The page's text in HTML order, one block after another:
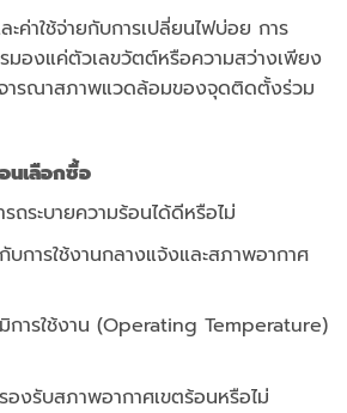
ะค่าใช้จ่ายกับการเปลี่ยนไฟบ่อย การ
มองแค่ตัวเลขวัตต์หรือความสว่างเพียง
ารณาสภาพแวดล้อมของจุดติดตั้งร่วม
นเลือกซื้อ
ถระบายความร้อนได้ดีหรือไม่
บการใช้งานกลางแจ้งและสภาพอากาศ
ารใช้งาน (Operating Temperature)
งรับสภาพอากาศเขตร้อนหรือไม่